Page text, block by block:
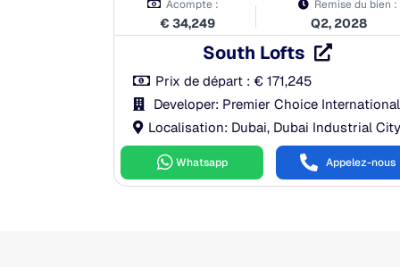
Acompte :
€ 34,249
Remise du bien :
Q2, 2028
South Lofts
Prix de départ : € 171,245
Developer: Premier Choice International
Localisation: Dubai, Dubai Industrial City
Whatsapp Appelez-nous